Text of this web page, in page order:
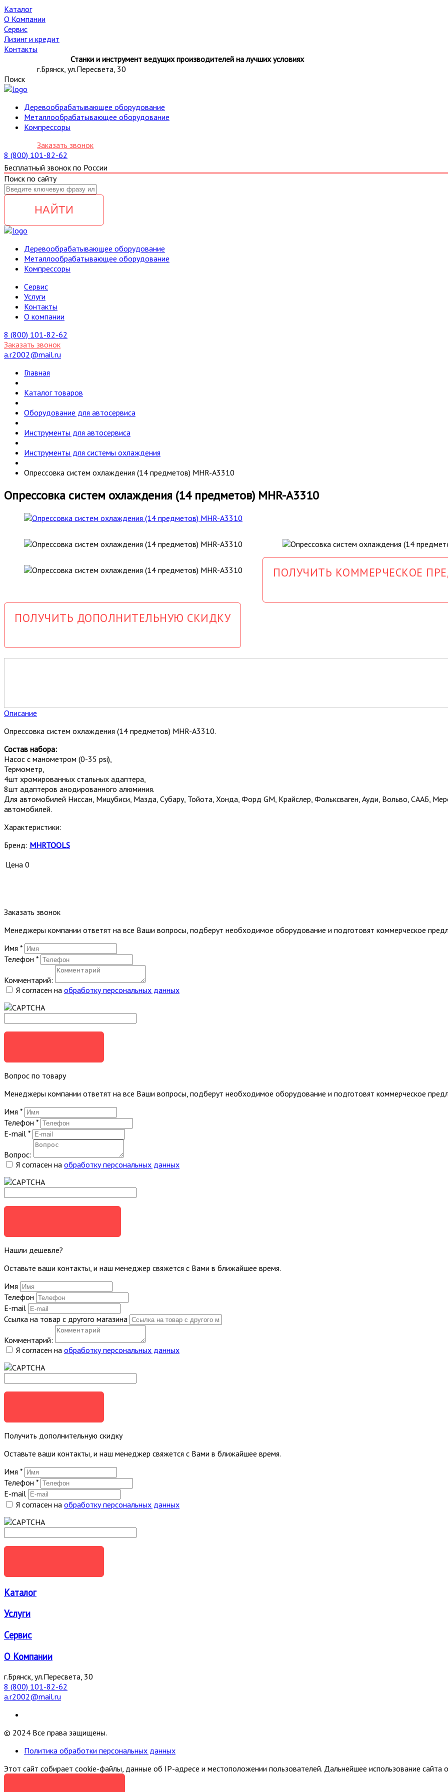
Каталог
О Компании
Сервис
Лизинг и кредит
Контакты
Станки и инструмент ведущих производителей на лучших условиях
г.Брянск, ул.Пересвета, 30
Поиск
Деревообрабатывающее оборудование
Металлообрабатывающее оборудование
Компрессоры
Заказать звонок
8 (800) 101-82-62
Бесплатный звонок по России
Поиск по сайту
НАЙТИ
Деревообрабатывающее оборудование
Металлообрабатывающее оборудование
Компрессоры
Cервис
Услуги
Контакты
О компании
8 (800) 101-82-62
Заказать звонок
a.r2002@mail.ru
Главная
Каталог товаров
Оборудование для автосервиса
Инструменты для автосервиса
Инструменты для системы охлаждения
Опрессовка систем охлаждения (14 предметов) MHR-A3310
Опрессовка систем охлаждения (14 предметов) MHR-A3310
ПОЛУЧИТЬ КОММЕРЧЕСКОЕ
ПОЛУЧИТЬ ДОПОЛНИТЕЛЬНУЮ СКИДКУ
Описание
Опрессовка систем охлаждения (14 предметов) MHR-A3310.
Состав набора:
Насос с манометром (0-35 psi),
Термометр,
4шт хромированных стальных адаптера,
8шт адаптеров анодированного алюминия.
Для автомобилей Ниссан, Мицубиси, Мазда, Субару, Тойота, Хонда, Форд GM, Крайслер, Фольксваген, Ауди, Вольво, СААБ,
автомобилей.
Характеристики:
Бренд: MHRTOOLS
Цена 0
Заказать звонок
Менеджеры компании ответят на все Ваши вопросы, подберут необходимое оборудование и подготовят коммерческое
Имя *
Телефон *
Комментарий:
Я согласен на обработку персональных данных
Вопрос по товару
Менеджеры компании ответят на все Ваши вопросы, подберут необходимое оборудование и подготовят коммерческое
Имя *
Телефон *
E-mail *
Вопрос:
Я согласен на обработку персональных данных
Нашли дешевле?
Оставьте ваши контакты, и наш менеджер свяжется с Вами в ближайшее время.
Имя
Телефон
E-mail
Ссылка на товар с другого магазина
Комментарий:
Я согласен на обработку персональных данных
Получить дополнительную скидку
Оставьте ваши контакты, и наш менеджер свяжется с Вами в ближайшее время.
Имя *
Телефон *
E-mail
Я согласен на обработку персональных данных
Каталог
Услуги
Сервис
О Компании
г.Брянск, ул.Пересвета, 30
8 (800) 101-82-62
a.r2002@mail.ru
© 2024 Все права защищены.
Политика обработки персональных данных
Этот сайт собирает cookie-файлы, данные об IP-адресе и местоположении пользователей. Дальнейшее использование сайта